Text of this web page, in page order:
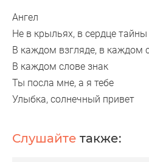
Ангел
Не в крыльях, в сердце тайны
В каждом взгляде, в каждом
В каждом слове знак
Ты посла мне, а я тебе
Улыбка, солнечный привет
Слушайте также: